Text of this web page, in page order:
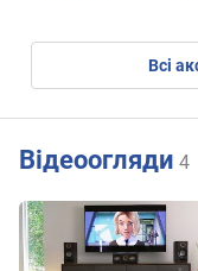
Всі
Відеоогляди 4